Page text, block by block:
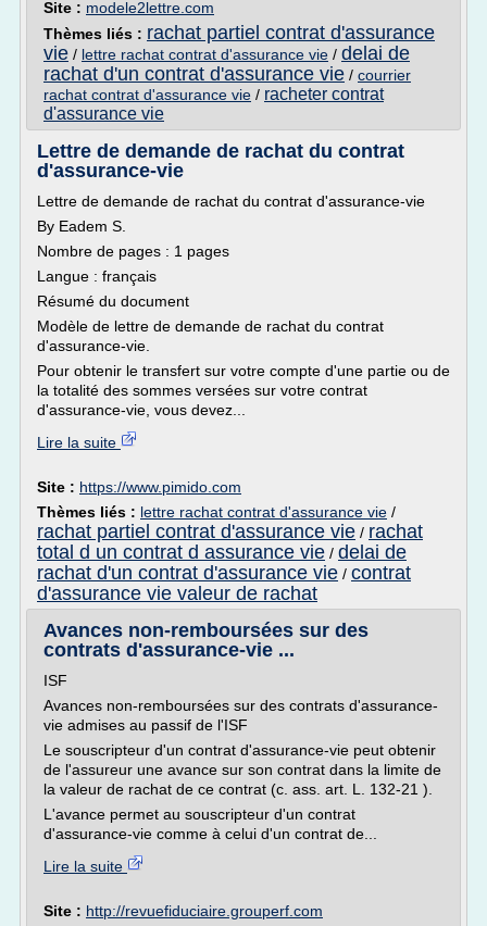
Site : modele2lettre.com
Thèmes liés : rachat partiel contrat d'assurance
vie / lettre rachat contrat d'assurance vie / delai de
rachat d'un contrat d'assurance vie / courrier
rachat contrat d'assurance vie / racheter contrat
d'assurance vie
Lettre de demande de rachat du contrat
d'assurance-vie
Lettre de demande de rachat du contrat d'assurance-vie
By Eadem S.
Nombre de pages : 1 pages
Langue : français
Résumé du document
Modèle de lettre de demande de rachat du contrat
d'assurance-vie.
Pour obtenir le transfert sur votre compte d'une partie ou de
la totalité des sommes versées sur votre contrat
d'assurance-vie, vous devez...
Lire la suite
Site : https://www.pimido.com
Thèmes liés : lettre rachat contrat d'assurance vie /
rachat partiel contrat d'assurance vie / rachat
total d un contrat d assurance vie / delai de
rachat d'un contrat d'assurance vie / contrat
d'assurance vie valeur de rachat
Avances non-remboursées sur des
contrats d'assurance-vie ...
ISF
Avances non-remboursées sur des contrats d'assurance-
vie admises au passif de l'ISF
Le souscripteur d'un contrat d'assurance-vie peut obtenir
de l'assureur une avance sur son contrat dans la limite de
la valeur de rachat de ce contrat (c. ass. art. L. 132-21 ).
L'avance permet au souscripteur d'un contrat
d'assurance-vie comme à celui d'un contrat de...
Lire la suite
Site : http://revuefiduciaire.grouperf.com